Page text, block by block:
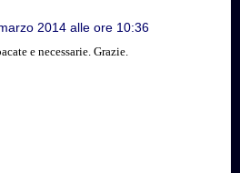
2014 alle ore 10:36
e necessarie. Grazie.